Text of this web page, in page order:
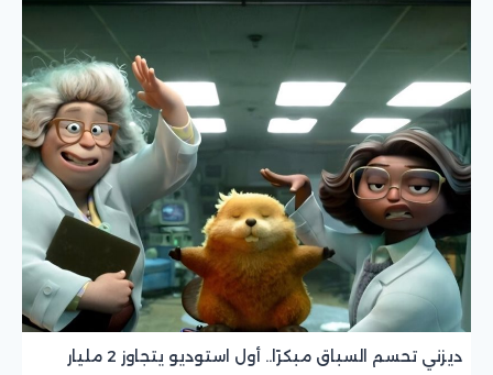
ديزني تحسم السباق مبكرًا.. أول استوديو يتجاوز 2 مليار